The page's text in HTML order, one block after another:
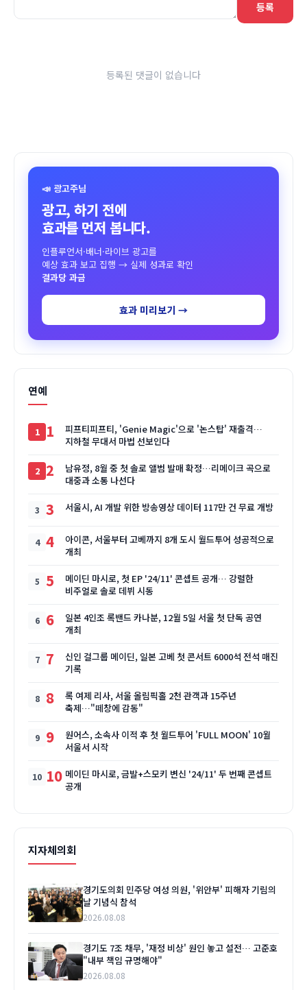
등록
등록된 댓글이 없습니다
📣 광고주님
광고, 하기 전에
효과를 먼저 봅니다.
인플루언서·배너·라이브 광고를
예상 효과 보고 집행 → 실제 성과로 확인
결과당 과금
효과 미리보기 →
연예
1
피프티피프티, 'Genie Magic'으로 '논스탑' 재출격…
지하철 무대서 마법 선보인다
2
남유정, 8월 중 첫 솔로 앨범 발매 확정…리메이크 곡으로
대중과 소통 나선다
3 서울시, AI 개발 위한 방송영상 데이터 117만 건 무료 개방
4
아이콘, 서울부터 고베까지 8개 도시 월드투어 성공적으로
개최
5
메이딘 마시로, 첫 EP '24/11' 콘셉트 공개… 강렬한
비주얼로 솔로 데뷔 시동
6
일본 4인조 록밴드 카나분, 12월 5일 서울 첫 단독 공연
개최
7
신인 걸그룹 메이딘, 일본 고베 첫 콘서트 6000석 전석 매진
기록
8
록 여제 리사, 서울 올림픽홀 2천 관객과 15주년
축제…"떼창에 감동"
9
원어스, 소속사 이적 후 첫 월드투어 'FULL MOON' 10월
서울서 시작
10 메이딘 마시로, 금발+스모키 변신 '24/11' 두 번째 콘셉트
공개
지자체의회
경기도의회 민주당 여성 의원, '위안부' 피해자 기림의
날 기념식 참석
2026.08.08
경기도 7조 채무, '재정 비상' 원인 놓고 설전… 고준호
"내부 책임 규명해야"
2026.08.08